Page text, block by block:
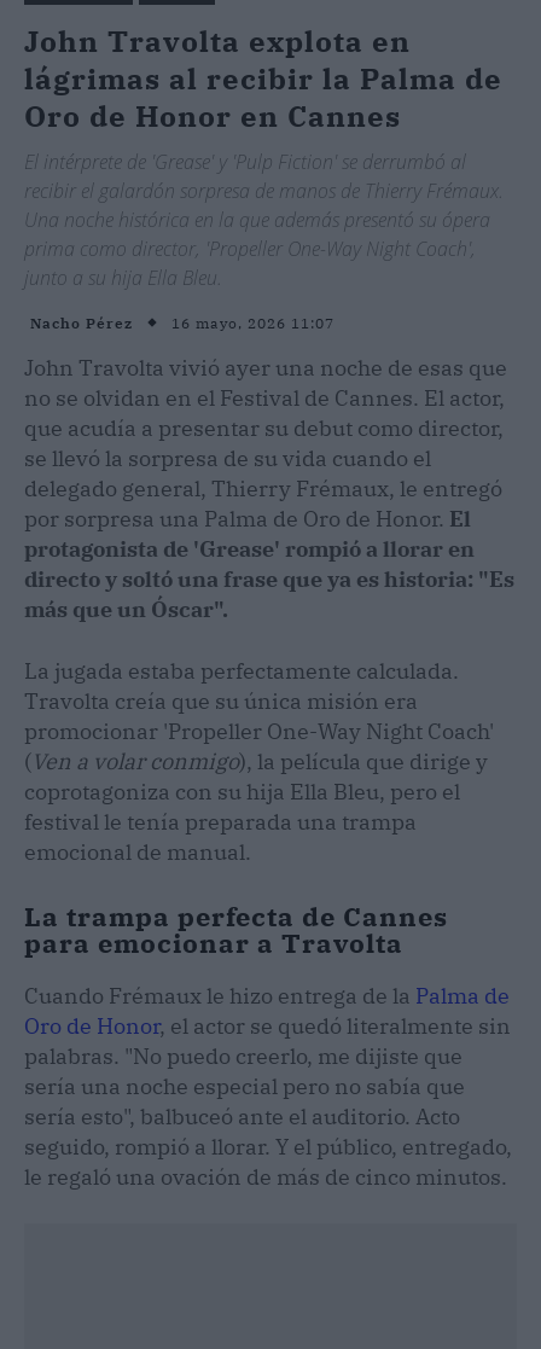
John Travolta explota en
lágrimas al recibir la Palma de
Oro de Honor en Cannes
El intérprete de 'Grease' y 'Pulp Fiction' se derrumbó al
recibir el galardón sorpresa de manos de Thierry Frémaux.
Una noche histórica en la que además presentó su ópera
prima como director, 'Propeller One-Way Night Coach',
junto a su hija Ella Bleu.
Nacho Pérez 16 mayo, 2026 11:07
John Travolta vivió ayer una noche de esas que
no se olvidan en el Festival de Cannes. El actor,
que acudía a presentar su debut como director,
se llevó la sorpresa de su vida cuando el
delegado general, Thierry Frémaux, le entregó
por sorpresa una Palma de Oro de Honor. El
protagonista de 'Grease' rompió a llorar en
directo y soltó una frase que ya es historia: "Es
más que un Óscar".
La jugada estaba perfectamente calculada.
Travolta creía que su única misión era
promocionar 'Propeller One-Way Night Coach'
(Ven a volar conmigo), la película que dirige y
coprotagoniza con su hija Ella Bleu, pero el
festival le tenía preparada una trampa
emocional de manual.
La trampa perfecta de Cannes
para emocionar a Travolta
Cuando Frémaux le hizo entrega de la Palma de
Oro de Honor, el actor se quedó literalmente sin
palabras. "No puedo creerlo, me dijiste que
sería una noche especial pero no sabía que
sería esto", balbuceó ante el auditorio. Acto
seguido, rompió a llorar. Y el público, entregado,
le regaló una ovación de más de cinco minutos.